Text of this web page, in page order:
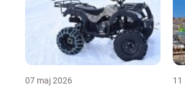
07 maj 2026 11